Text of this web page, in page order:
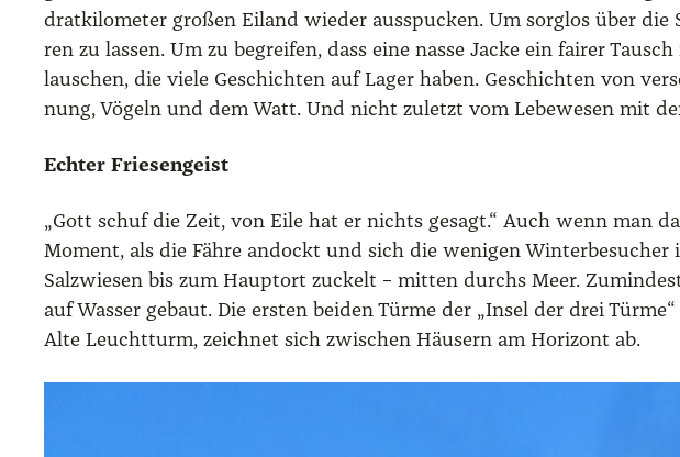
drat­ki­lo­me­ter gro­ßen Eiland wie­der aus­spu­cken. Um sorg­los über
ren zu las­sen. Um zu begrei­fen, dass eine nas­se Jacke ein fai­rer
lau­schen, die vie­le Geschich­ten auf Lager haben. Geschich­ten von
nung, Vögeln und dem Watt. Und nicht zuletzt vom Lebe­we­sen mit
Ech­ter Frie­sen­geist
„Gott schuf die Zeit, von Eile hat er nichts gesagt.“ Auch wenn man
Moment, als die Fäh­re andockt und sich die weni­gen
Salz­wie­sen bis zum Haupt­ort zuckelt – mit­ten durchs Meer.
auf Was­ser gebaut. Die ers­ten bei­den Tür­me der „Insel der drei
Alte Leucht­turm, zeich­net sich zwi­schen Häu­sern am Hori­zont ab.